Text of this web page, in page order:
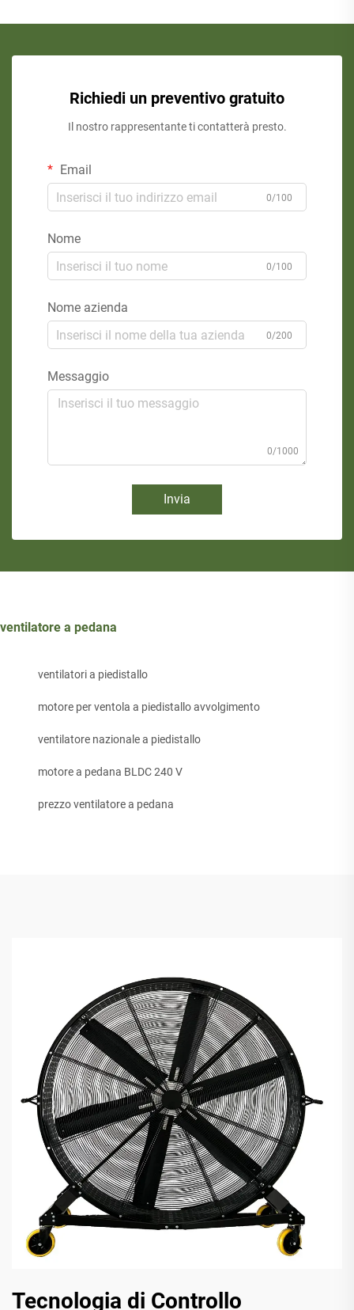
Richiedi un preventivo gratuito
Il nostro rappresentante ti contatterà presto.
Email
0/100
Nome
0/100
Nome azienda
0/200
Messaggio
0/1000
Invia
ventilatore a pedana
ventilatori a piedistallo
motore per ventola a piedistallo avvolgimento
ventilatore nazionale a piedistallo
motore a pedana BLDC 240 V
prezzo ventilatore a pedana
Tecnologia di Controllo